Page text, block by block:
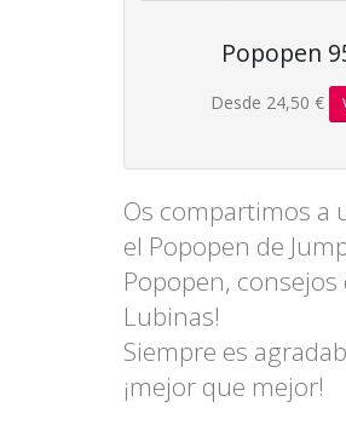
Popopen
Desde 24,50 €
Os compartimos a
el Popopen de
Popopen,
Lubinas!
Siempre es
¡mejor que mejor!